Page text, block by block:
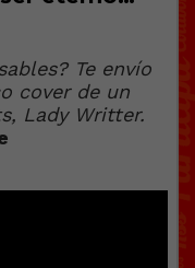
Te envío
cover de un
Lady Writter.